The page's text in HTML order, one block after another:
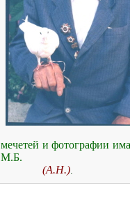
мечетей и фотографии
М.Б.
(А.Н.)